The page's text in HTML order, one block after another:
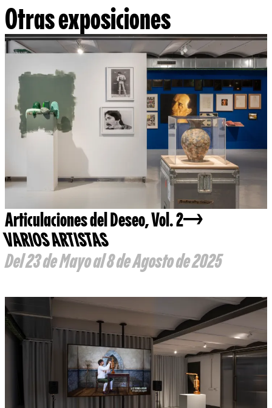
Otras exposiciones
Articulaciones del Deseo, Vol. 2
VARIOS ARTISTAS
Del 23 de Mayo al 8 de Agosto de 2025